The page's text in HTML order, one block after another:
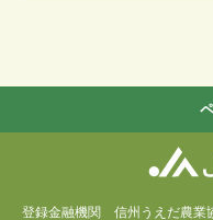
登録金融機関 信州うえだ農業